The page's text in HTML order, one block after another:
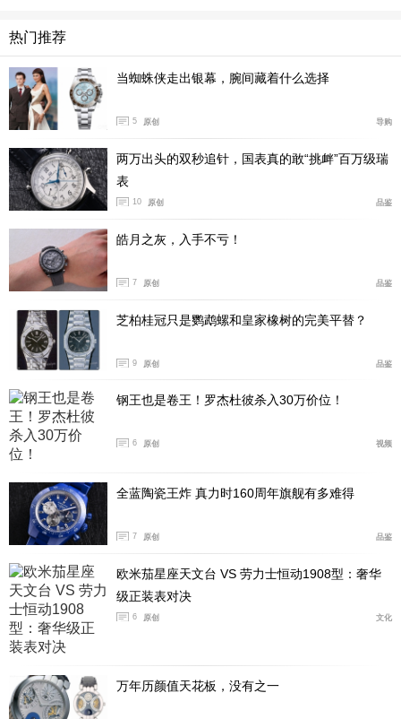
热门推荐
当蜘蛛侠走出银幕，腕间藏着什么选择
5 原创 导购
两万出头的双秒追针，国表真的敢“挑衅”百万级瑞
表
10 原创 品鉴
皓月之灰，入手不亏！
7 原创 品鉴
芝柏桂冠只是鹦鹉螺和皇家橡树的完美平替？
9 原创 品鉴
钢王也是卷王！罗杰杜彼杀入30万价位！
6 原创 视频
全蓝陶瓷王炸 真力时160周年旗舰有多难得
7 原创 品鉴
欧米茄星座天文台 VS 劳力士恒动1908型：奢华
级正装表对决
6 原创 文化
万年历颜值天花板，没有之一